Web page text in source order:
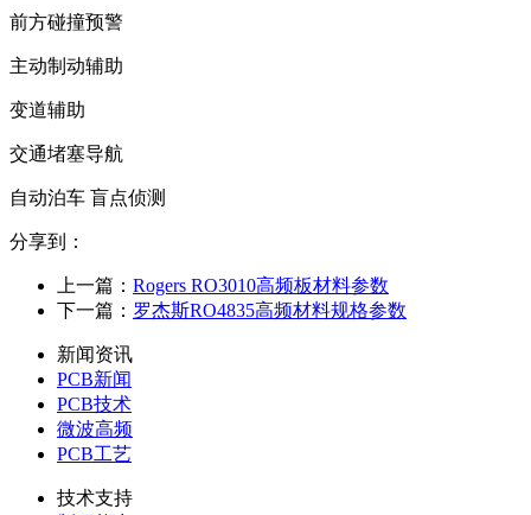
前方碰撞预警
主动制动辅助
变道辅助
交通堵塞导航
自动泊车 盲点侦测
分享到：
上一篇： Rogers RO3010高频板材料参数
下一篇： 罗杰斯RO4835高频材料规格参数
新闻资讯
PCB新闻
PCB技术
微波高频
PCB工艺
技术支持